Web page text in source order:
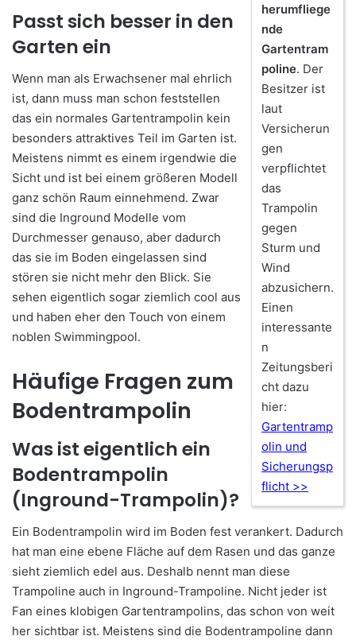
herumfliege
nde
Gartentram
poline. Der
Besitzer ist
laut
Versicherun
gen
verpflichtet
das
Trampolin
gegen
Sturm und
Wind
abzusichern.
Einen
interessante
n
Zeitungsberi
cht dazu
hier:
Gartentramp
olin und
Sicherungsp
flicht >>
Passt sich besser in den
Garten ein
Wenn man als Erwachsener mal ehrlich
ist, dann muss man schon feststellen
das ein normales Gartentrampolin kein
besonders attraktives Teil im Garten ist.
Meistens nimmt es einem irgendwie die
Sicht und ist bei einem größeren Modell
ganz schön Raum einnehmend. Zwar
sind die Inground Modelle vom
Durchmesser genauso, aber dadurch
das sie im Boden eingelassen sind
stören sie nicht mehr den Blick. Sie
sehen eigentlich sogar ziemlich cool aus
und haben eher den Touch von einem
noblen Swimmingpool.
Häufige Fragen zum
Bodentrampolin
Was ist eigentlich ein
Bodentrampolin
(Inground-Trampolin)?
Ein Bodentrampolin wird im Boden fest verankert. Dadurch
hat man eine ebene Fläche auf dem Rasen und das ganze
sieht ziemlich edel aus. Deshalb nennt man diese
Trampoline auch in Inground-Trampoline. Nicht jeder ist
Fan eines klobigen Gartentrampolins, das schon von weit
her sichtbar ist. Meistens sind die Bodentrampoline dann